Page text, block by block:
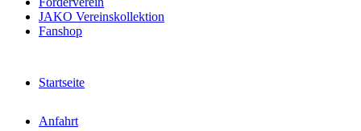
JAKO Vereinskollektion
Fanshop
Startseite
Anfahrt